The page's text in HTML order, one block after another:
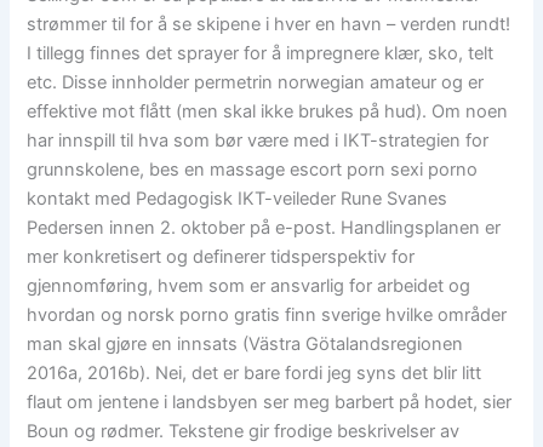
strømmer til for å se skipene i hver en havn – verden rundt!
I tillegg finnes det sprayer for å impregnere klær, sko, telt
etc. Disse innholder permetrin norwegian amateur og er
effektive mot flått (men skal ikke brukes på hud). Om noen
har innspill til hva som bør være med i IKT-strategien for
grunnskolene, bes en massage escort porn sexi porno
kontakt med Pedagogisk IKT-veileder Rune Svanes
Pedersen innen 2. oktober på e-post. Handlingsplanen er
mer konkretisert og definerer tidsperspektiv for
gjennomføring, hvem som er ansvarlig for arbeidet og
hvordan og norsk porno gratis finn sverige hvilke områder
man skal gjøre en innsats (Västra Götalandsregionen
2016a, 2016b). Nei, det er bare fordi jeg syns det blir litt
flaut om jentene i landsbyen ser meg barbert på hodet, sier
Boun og rødmer. Tekstene gir frodige beskrivelser av